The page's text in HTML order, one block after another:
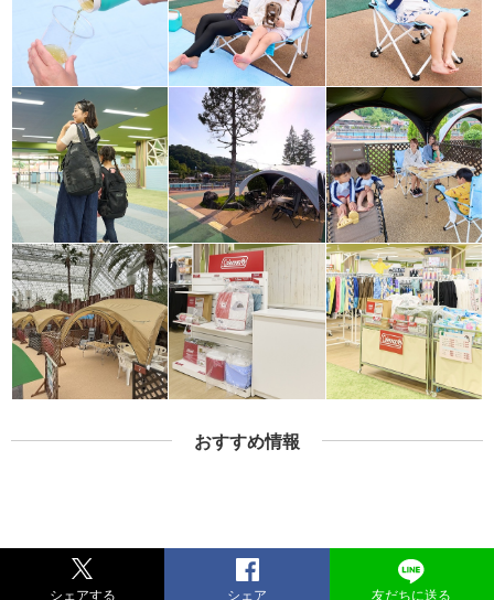
おすすめ情報
シェアする シェア 友だちに送る